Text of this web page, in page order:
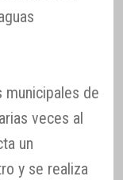
municipales de
veces al
un
y se realiza